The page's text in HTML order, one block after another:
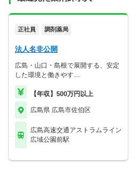
正社員 調剤薬局
法人名非公開
広島・山口・島根で展開する、安定
した環境と働きやす…
【年収】500万円以上
広島県 広島市佐伯区
広島高速交通アストラムライン
広域公園前駅